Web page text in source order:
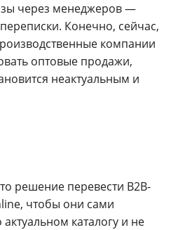
через менеджеров —
Конечно, сейчас,
компании
оптовые продажи,
неактуальным и
решение перевести B2B-
чтобы они сами
каталогу и не